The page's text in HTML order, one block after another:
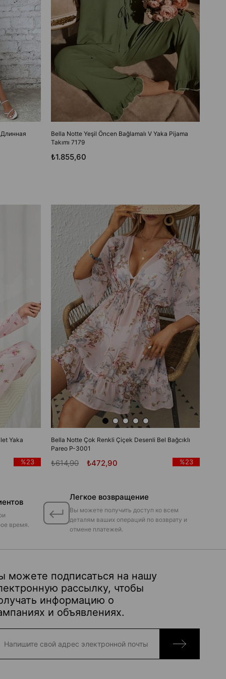
Bella Notte Yeşil Öncen Bağlamalı V Yaka Pijama
Takımı 7179
₺1.855,60
Yaka
%23
Bella Notte Çok Renkli Çiçek Desenli Bel Bağcıklı
Pareo P-3001
₺472,90
₺614,90 %23
время.
Легкое возвращение
Вы можете получить доступ ко всем
деталям ваших операций по возврату и
отмене платежей.
можете подписаться на нашу
рассылку, чтобы
информацию о
и объявлениях.